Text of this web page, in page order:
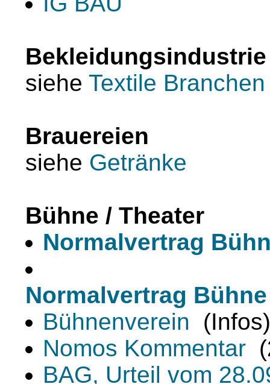
Bekleidungsindustrie
siehe Textile Branchen
Brauereien
siehe Getränke
Bühne / Theater
Normalvertrag
Normalvertrag Bühne
Bühnenverein (Infos)
Nomos Kommentar
BAG, Urteil vom